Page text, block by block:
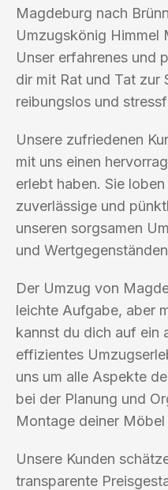
Magdeburg nach
Umzugskönig Himmel
Unser erfahrenes und
dir mit Rat und Tat zur
reibungslos und
Unsere zufriedenen
mit uns einen
erlebt haben. Sie
zuverlässige und
unseren sorgsamen
und
Der Umzug von
leichte Aufgabe, aber
kannst du dich auf ein
effizientes
uns um alle Aspekte
bei der Planung und
Montage deiner Möbel
Unsere Kunden
transparente